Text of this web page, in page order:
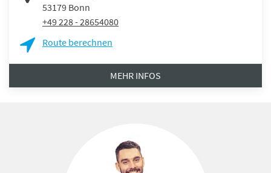
53179 Bonn
+49 228 - 28654080
Route berechnen
MEHR INFOS